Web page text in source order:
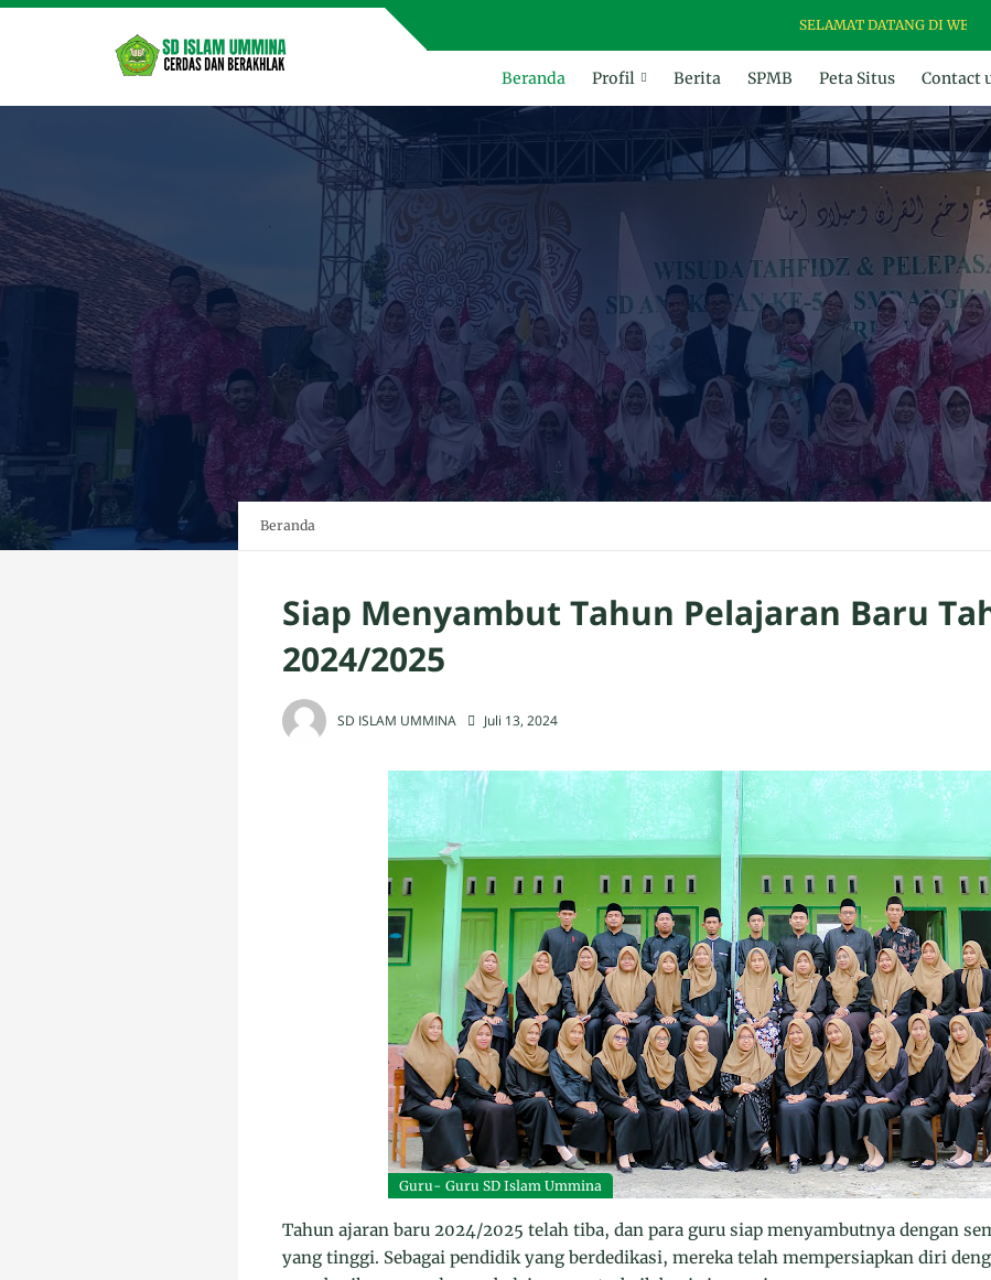
SELAMAT DATANG DI WEBSITE SD
Beranda Profil Berita SPMB Peta Situs Contact
Beranda
Siap Menyambut Tahun Pelajaran Baru
2024/2025
SD ISLAM UMMINA Juli 13, 2024
Guru- Guru SD Islam Ummina
Tahun ajaran baru 2024/2025 telah tiba, dan para guru siap menyambutnya dengan
yang tinggi. Sebagai pendidik yang berdedikasi, mereka telah mempersiapkan diri